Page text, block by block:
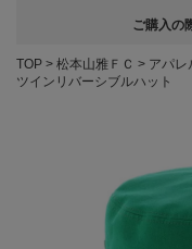
ご購入の
TOP 松本山雅ＦＣ アパレ
ツインリバーシブルハット